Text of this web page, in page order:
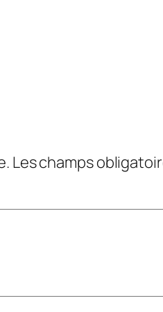
Les champs